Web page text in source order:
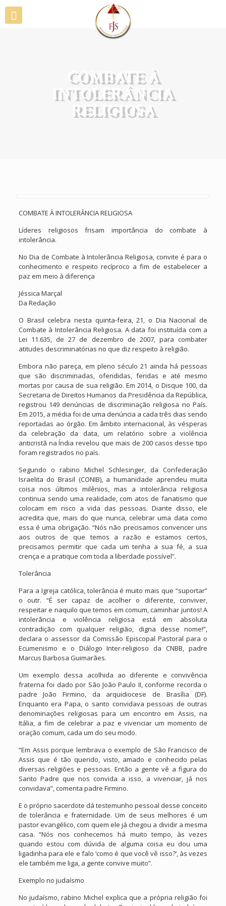
COMBATE À
INTOLERÂNCIA
RELIGIOSA
COMBATE À INTOLERÂNCIA RELIGIOSA
Líderes religiosos frisam importância do combate à
intolerância.
No Dia de Combate à Intolerância Religiosa, convite é para o
conhecimento e respeito recíproco a fim de estabelecer a
paz em meio à diferença
Jéssica Marçal
Da Redação
O Brasil celebra nesta quinta-feira, 21, o Dia Nacional de
Combate à Intolerância Religiosa. A data foi instituída com a
Lei 11.635, de 27 de dezembro de 2007, para combater
atitudes descriminatórias no que diz respeito à religião.
Embora não pareça, em pleno século 21 ainda há pessoas
que são discriminadas, ofendidas, feridas e até mesmo
mortas por causa de sua religião. Em 2014, o Disque 100, da
Secretaria de Direitos Humanos da Presidência da República,
registrou 149 denúncias de discriminação religiosa no País.
Em 2015, a média foi de uma denúncia a cada três dias sendo
reportadas ao órgão. Em âmbito internacional, às vésperas
da celebração da data, um relatório sobre a violência
anticristã na Índia revelou que mais de 200 casos desse tipo
foram registrados no país.
Segundo o rabino Michel Schlesinger, da Confederação
Israelita do Brasil (CONIB), a humanidade aprendeu muita
coisa nos últimos milênios, mas a intolerância religiosa
continua sendo uma realidade, com atos de fanatismo que
colocam em risco a vida das pessoas. Diante disso, ele
acredita que, mais do que nunca, celebrar uma data como
essa é uma obrigação. “Nós não precisamos convencer uns
aos outros de que temos a razão e estamos certos,
precisamos permitir que cada um tenha a sua fé, a sua
crença e a pratique com toda a liberdade possível”.
Tolerância
Para a Igreja católica, tolerância é muito mais que “suportar”
o outr. “É ser capaz de acolher o diferente, conviver,
respeitar e naquilo que temos em comum, caminhar juntos! A
intolerância e violência religiosa está em absoluta
contradição com qualquer religião, digna desse nome!”,
declara o assessor da Comissão Episcopal Pastoral para o
Ecumenismo e o Diálogo Inter-religioso da CNBB, padre
Marcus Barbosa Guimarães.
Um exemplo dessa acolhida ao diferente e convivência
fraterna foi dado por São João Paulo II, conforme recorda o
padre João Firmino, da arquidiocese de Brasília (DF).
Enquanto era Papa, o santo convidava pessoas de outras
denominações religiosas para um encontro em Assis, na
Itália, a fim de celebrar a paz e vivenciar um momento de
oração comum, cada um do seu modo.
“Em Assis porque lembrava o exemplo de São Francisco de
Assis que é tão querido, visto, amado e conhecido pelas
diversas religiões e pessoas. Então a gente vê a figura do
Santo Padre que nos convida a isso, a vivenciar, já nos
convidava”, comenta padre Firmino.
E o próprio sacerdote dá testemunho pessoal desse conceito
de tolerância e fraternidade. Um de seus melhores é um
pastor evangélico, com quem ele já chegou a dividir a mesma
casa. “Nós nos conhecemos há muito tempo, às vezes
quando estou com dúvida de alguma coisa eu dou uma
ligadinha para ele e falo ‘como é que você vê isso?’, às vezes
ele também me liga, a gente convive muito”.
Exemplo no judaísmo
No judaísmo, rabino Michel explica que a própria religião foi